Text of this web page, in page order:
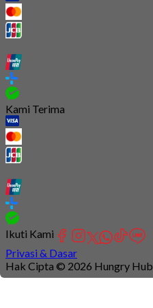
Kami Terima
Ikuti Kami
Privasi & Dasar
Hak Cipta © 2026 Hungry
Connection